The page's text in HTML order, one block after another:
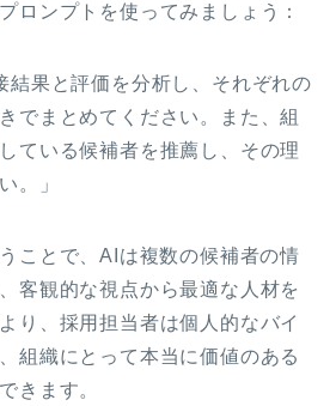
ロンプトを使ってみましょう：
結果と評価を分析し、それぞれの
でまとめてください。また、組
ている候補者を推薦し、その理
。」
ことで、AIは複数の候補者の情
客観的な視点から最適な人材を
り、採用担当者は個人的なバイ
組織にとって本当に価値のある
きます。